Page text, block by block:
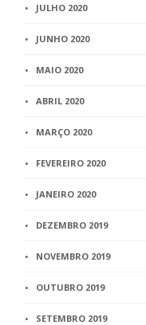
JULHO 2020
JUNHO 2020
MAIO 2020
ABRIL 2020
MARÇO 2020
FEVEREIRO 2020
JANEIRO 2020
DEZEMBRO 2019
NOVEMBRO 2019
OUTUBRO 2019
SETEMBRO 2019